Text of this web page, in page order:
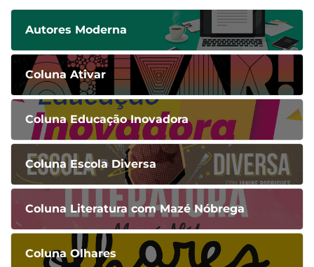
Autores Moderna
Coluna Ativar
Coluna Educação Inovadora
Coluna Escola Diversa
Coluna Literatura com Mazé Nóbrega
Coluna Olhares